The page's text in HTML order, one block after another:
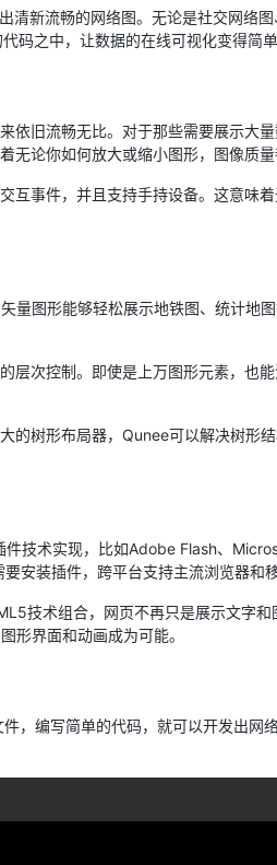
新流畅的网络图。无论是社交网络图
码之中，让数据的在线可视化变得简单
依旧流畅无比。对于那些需要展示大
论你如何放大或缩小图形，图像质量
事件，并且支持手持设备。这意味
量图形能够轻松展示地铁图、统计地
次控制。即使是上万图形元素，也
的树形布局器，Qunee可以解决树形
技术实现，比如Adobe Flash、
安装插件，跨平台支持主流浏览器和
技术组合，网页不再只是展示文字
形界面和动画成为可能。
编写简单的代码，就可以开发出网